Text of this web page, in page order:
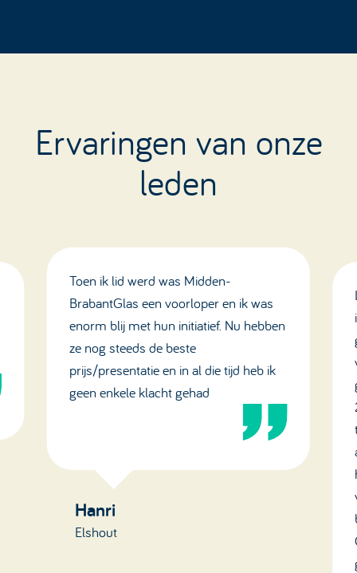
Ervaringen van onze
leden
Toen ik lid werd was Midden-
BrabantGlas een voorloper en ik was
enorm blij met hun initiatief. Nu hebben
ze nog steeds de beste
prijs/presentatie en in al die tijd heb ik
geen enkele klacht gehad
Hanri
Elshout